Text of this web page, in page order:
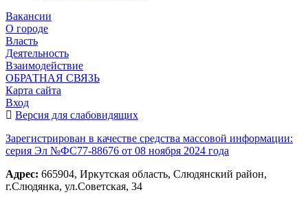
Вакансии
О городе
Власть
Деятельность
Взаимодействие
ОБРАТНАЯ СВЯЗЬ
Карта сайта
Вход
Версия для слабовидящих
Зарегистрирован в качестве средства массовой информации:
серия Эл №ФС77-88676 от 08 ноября 2024 года
Адрес: 665904, Иркутская область, Слюдянский район,
г.Слюдянка, ул.Советская, 34